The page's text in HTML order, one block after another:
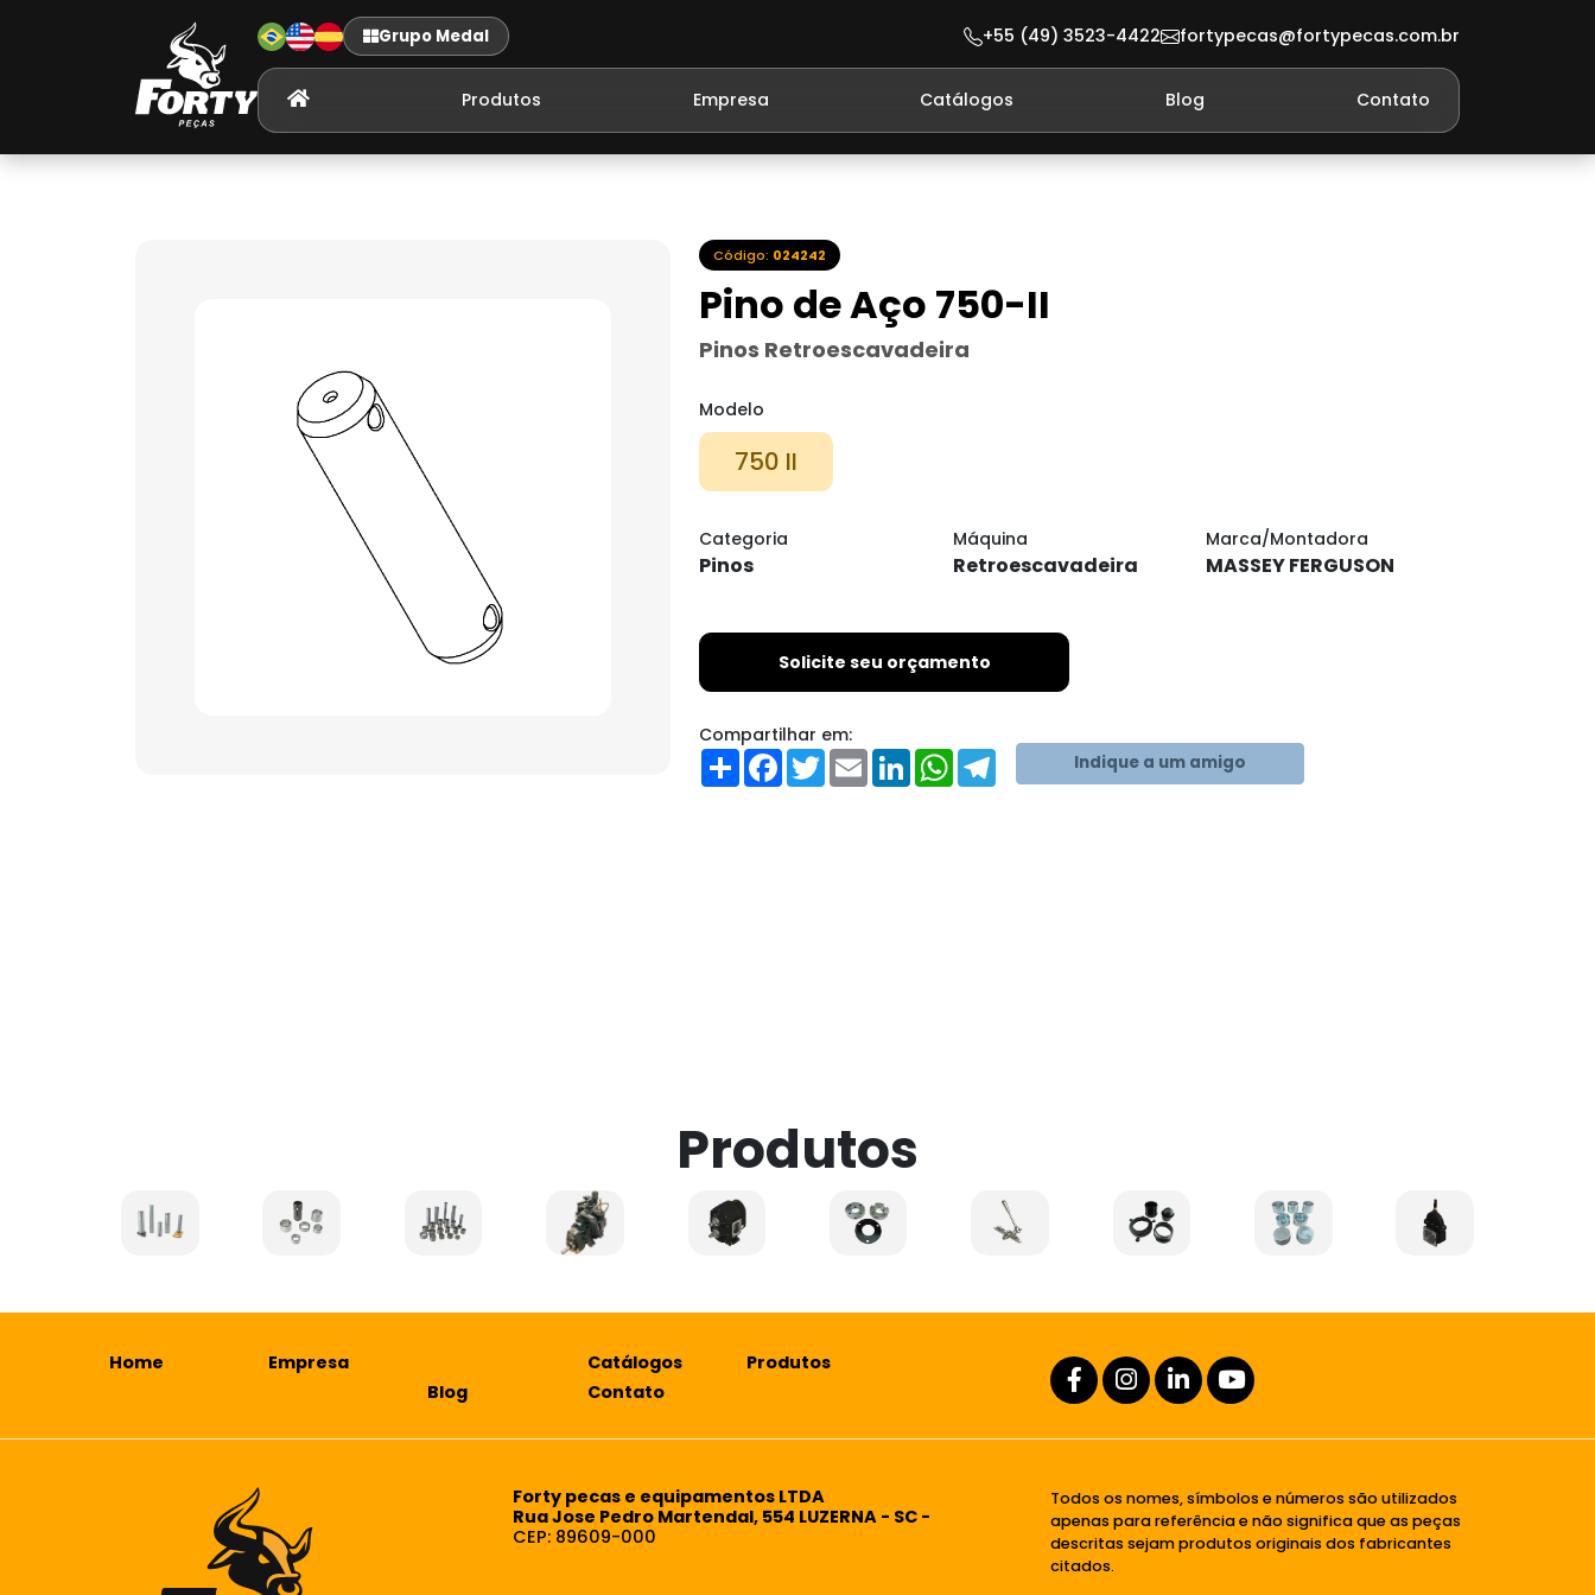
Grupo Medal +55 (49) 3523-4422 fortypecas@fortypecas.com.br
Produtos Empresa Catálogos Blog Contato
Código: 024242
Pino de Aço 750-II
Pinos Retroescavadeira
Modelo
750 II
Categoria
Pinos
Máquina
Retroescavadeira
Marca/Montadora
MASSEY FERGUSON
Solicite seu orçamento
Compartilhar em:
ShareFacebook
TwitterEmailLinkedInWhatsAppTelegramIndique a um amigo
Produtos
Home Empresa Catálogos
Produtos
Blog
Contato
Forty pecas e equipamentos LTDA
Rua Jose Pedro Martendal, 554 LUZERNA - SC -
CEP: 89609-000
Todos os nomes, símbolos e números são utilizados
apenas para referência e não significa que as peças
descritas sejam produtos originais dos fabricantes
citados.